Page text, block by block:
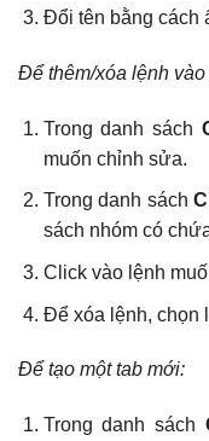
Đổi tên bằng cách
Để thêm/xóa lệnh vào
Trong danh sách
muốn chỉnh sửa.
Trong danh sách
sách nhóm có
Click vào lệnh
Để xóa lệnh, chọn
Để tạo một tab mới:
Trong danh sách